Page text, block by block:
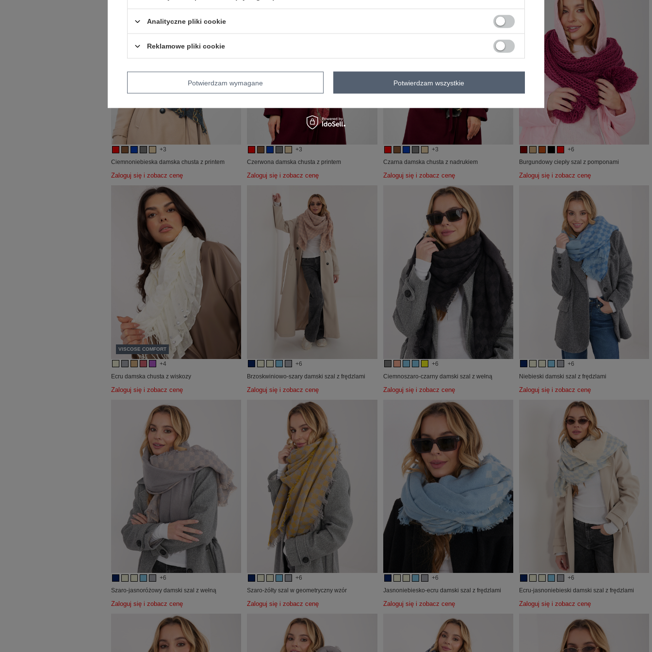
+3
Ciemnoniebieska damska chusta z printem
Zaloguj się i zobacz cenę
+3
Czerwona damska chusta z printem
Zaloguj się i zobacz cenę
+3
Czarna damska chusta z nadrukiem
Zaloguj się i zobacz cenę
+6
Burgundowy ciepły szal z pomponami
Zaloguj się i zobacz cenę
VISCOSE COMFORT
+4
Ecru damska chusta z wiskozy
Zaloguj się i zobacz cenę
+6
Brzoskwiniowo-szary damski szal z frędzlami
Zaloguj się i zobacz cenę
+6
Ciemnoszaro-czarny damski szal z wełną
Zaloguj się i zobacz cenę
+6
Niebieski damski szal z frędzlami
Zaloguj się i zobacz cenę
+6
Szaro-jasnoróżowy damski szal z wełną
Zaloguj się i zobacz cenę
+6
Szaro-żółty szal w geometryczny wzór
Zaloguj się i zobacz cenę
+6
Jasnoniebiesko-ecru damski szal z frędzlami
Zaloguj się i zobacz cenę
+6
Ecru-jasnoniebieski damski szal z frędzlami
Zaloguj się i zobacz cenę
Analityczne pliki cookie
Reklamowe pliki cookie
Potwierdzam wymagane Potwierdzam wszystkie